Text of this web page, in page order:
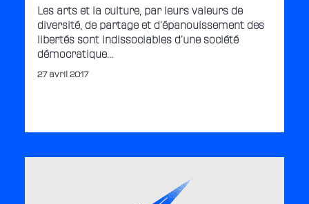
Les arts et la culture, par leurs valeurs de
diversité, de partage et d’épanouissement des
libertés sont indissociables d’une société
démocratique…
27 avril 2017